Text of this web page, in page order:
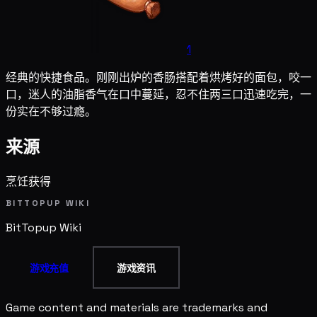
1
经典的快捷食品。刚刚出炉的香肠搭配着烘烤好的面包，咬一
口，迷人的油脂香气在口中蔓延，忍不住两三口迅速吃完，一
份实在不够过瘾。
来源
烹饪获得
BITTOPUP WIKI
BitTopup Wiki
游戏充值 游戏资讯
Game content and materials are trademarks and